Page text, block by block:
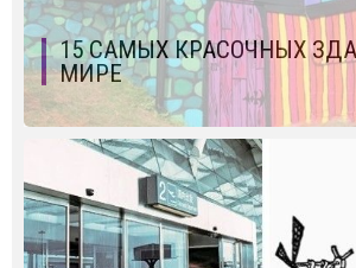
15 САМЫХ КРАСОЧНЫХ
МИРЕ